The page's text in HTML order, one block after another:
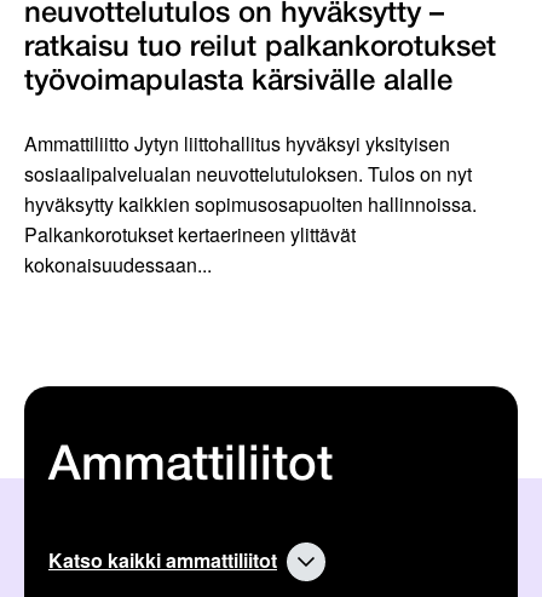
neuvottelutulos on hyväksytty –
ratkaisu tuo reilut palkankorotukset
työvoimapulasta kärsivälle alalle
Ammattiliitto Jytyn liittohallitus hyväksyi yksityisen
sosiaalipalvelualan neuvottelutuloksen. Tulos on nyt
hyväksytty kaikkien sopimusosapuolten hallinnoissa.
Palkankorotukset kertaerineen ylittävät
kokonaisuudessaan...
Ammattiliitot
Katso kaikki ammattiliitot